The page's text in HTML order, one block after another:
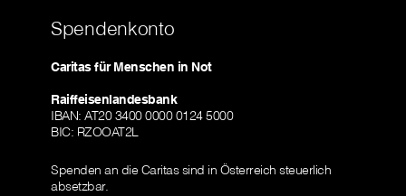
Spendenkonto
Caritas für Menschen in Not
Raiffeisenlandesbank
IBAN: AT20 3400 0000 0124 5000
BIC: RZOOAT2L
Spenden an die Caritas sind in Österreich steuerlich
absetzbar.